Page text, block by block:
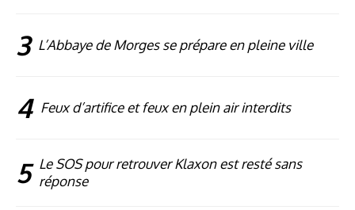
3 L’Abbaye de Morges se prépare en pleine ville
4 Feux d’artifice et feux en plein air interdits
5 Le SOS pour retrouver Klaxon est resté sans
réponse